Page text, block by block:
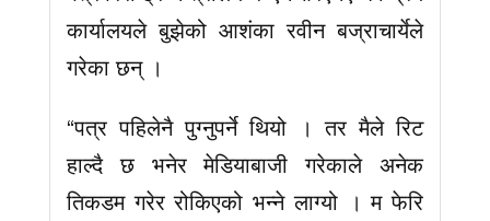
कार्यालयले बुझेको आशंका रवीन बज्राचार्येले
गरेका छन् ।
“पत्र पहिलेनै पुग्नुपर्ने थियो । तर मैले रिट
हाल्दै छ भनेर मेडियाबाजी गरेकाले अनेक
तिकडम गरेर रोकिएको भन्ने लाग्यो । म फेरि